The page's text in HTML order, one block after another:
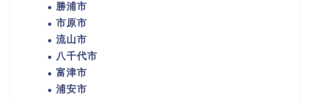
勝浦市
市原市
流山市
八千代市
富津市
浦安市